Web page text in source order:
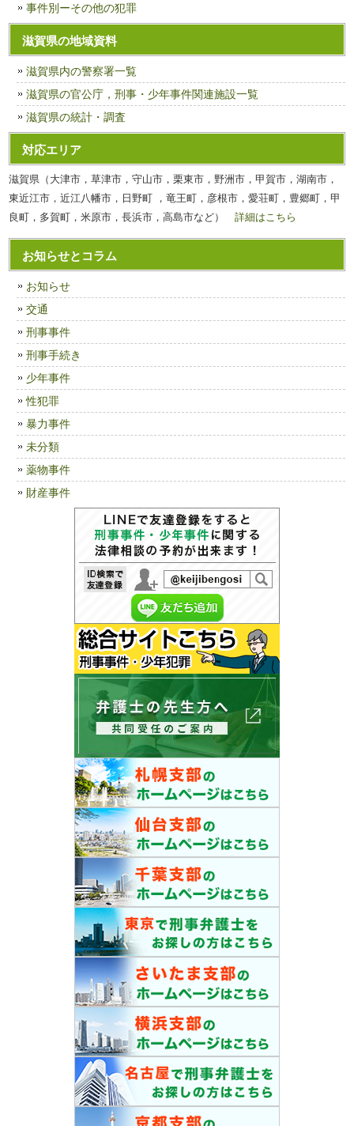
事件別ーその他の犯罪
滋賀県の地域資料
滋賀県内の警察署一覧
滋賀県の官公庁，刑事・少年事件関連施設一覧
滋賀県の統計・調査
対応エリア
滋賀県（大津市，草津市，守山市，栗東市，野洲市，甲賀市，湖南市，
東近江市，近江八幡市，日野町 ，竜王町，彦根市，愛荘町，豊郷町，甲
良町，多賀町，米原市，長浜市，高島市など）詳細はこちら
お知らせとコラム
お知らせ
交通
刑事事件
刑事手続き
少年事件
性犯罪
暴力事件
未分類
薬物事件
財産事件